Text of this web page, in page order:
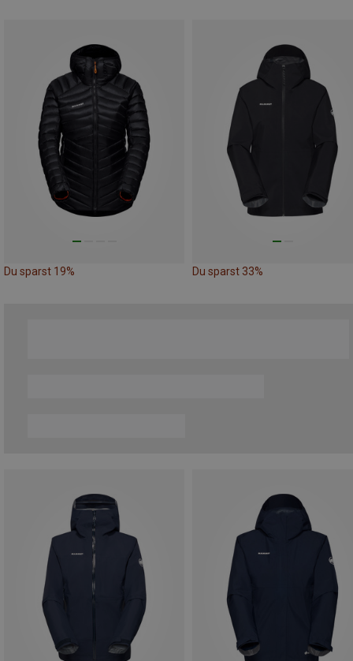
Du sparst 19% Du sparst 33%